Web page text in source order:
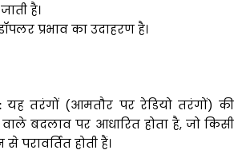
है।
प्रभाव का उदाहरण है।
यह तरंगों (आमतौर पर रेडियो तरंगों) की
वाले बदलाव पर आधारित होता है, जो किसी
परावर्तित होती हैं।